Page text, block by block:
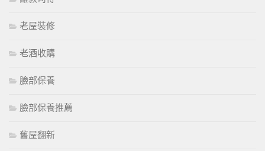
老屋裝修
老酒收購
臉部保養
臉部保養推薦
舊屋翻新